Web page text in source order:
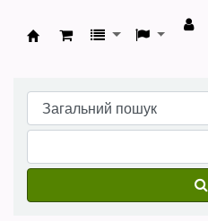
Бібліотека НТШ ›